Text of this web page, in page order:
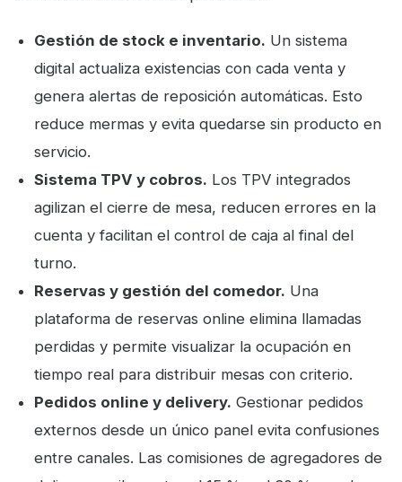
Gestión de stock e inventario. Un sistema
digital actualiza existencias con cada venta y
genera alertas de reposición automáticas. Esto
reduce mermas y evita quedarse sin producto en
servicio.
Sistema TPV y cobros. Los TPV integrados
agilizan el cierre de mesa, reducen errores en la
cuenta y facilitan el control de caja al final del
turno.
Reservas y gestión del comedor. Una
plataforma de reservas online elimina llamadas
perdidas y permite visualizar la ocupación en
tiempo real para distribuir mesas con criterio.
Pedidos online y delivery. Gestionar pedidos
externos desde un único panel evita confusiones
entre canales. Las comisiones de agregadores de